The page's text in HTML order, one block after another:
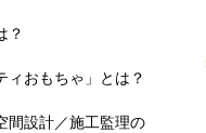
？
ィおもちゃ」とは？
間設計／施工監理の